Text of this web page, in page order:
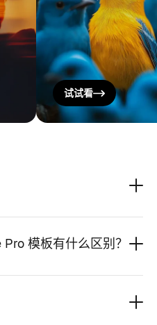
试试看
模板有什么区别？